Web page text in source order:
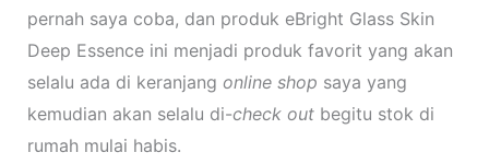
pernah saya coba, dan produk eBright Glass Skin
Deep Essence ini menjadi produk favorit yang akan
selalu ada di keranjang online shop saya yang
kemudian akan selalu di-check outbegitu stok di
rumah mulai habis.